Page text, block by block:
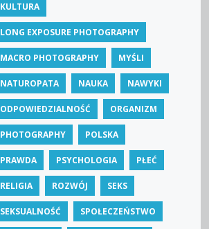
KULTURA
LONG EXPOSURE PHOTOGRAPHY
MACRO PHOTOGRAPHY MYŚLI
NATUROPATA NAUKA NAWYKI
ODPOWIEDZIALNOŚĆ ORGANIZM
PHOTOGRAPHY POLSKA
PRAWDA PSYCHOLOGIA PŁEĆ
RELIGIA ROZWÓJ SEKS
SEKSUALNOŚĆ SPOŁECZEŃSTWO